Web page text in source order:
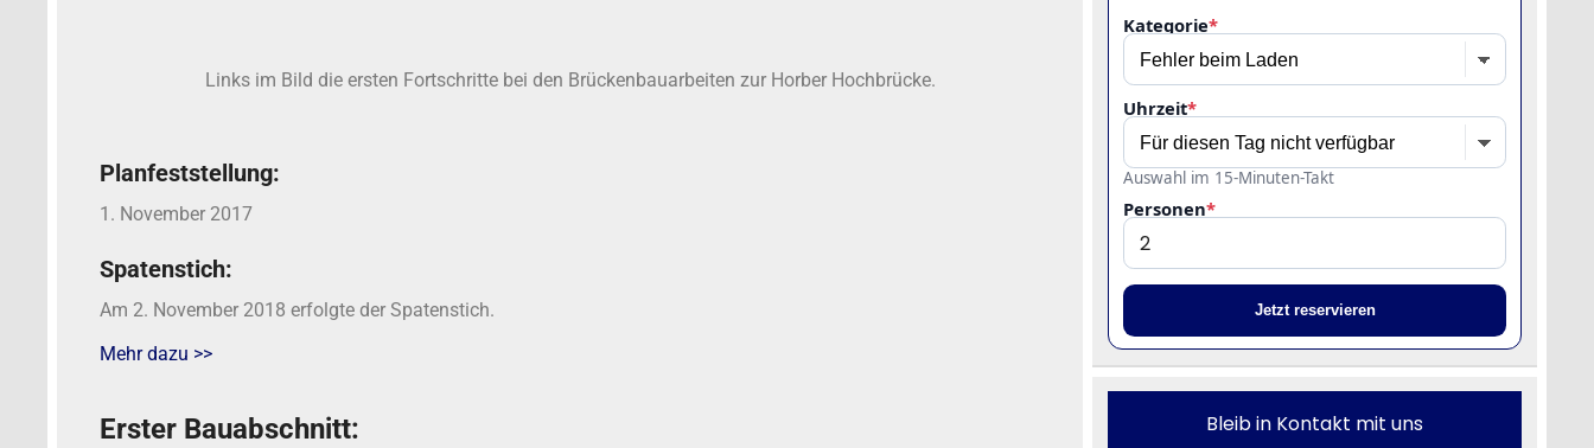
Links im Bild die ersten Fortschritte bei den Brückenbauarbeiten zur Horber Hochbrücke.
Planfeststellung:
1. November 2017
Spatenstich:
Am 2. November 2018 erfolgte der Spatenstich.
Mehr dazu >>
Erster Bauabschnitt:
Kategorie*
Uhrzeit*
Auswahl im 15-Minuten-Takt
Personen*
Jetzt reservieren
Bleib in Kontakt mit uns